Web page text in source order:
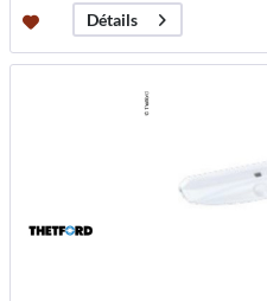
Détails